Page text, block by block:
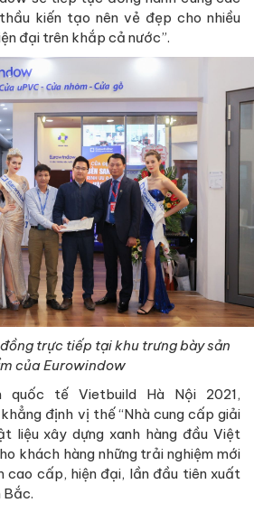
kiến tạo nên vẻ đẹp cho nhiều
đại trên khắp cả nước”.
trực tiếp tại khu trưng bày sản
của Eurowindow
quốc tế Vietbuild Hà Nội 2021,
định vị thế “Nhà cung cấp giải
liệu xây dựng xanh hàng đầu Việt
khách hàng những trải nghiệm mới
cao cấp, hiện đại, lần đầu tiên xuất
Bắc.